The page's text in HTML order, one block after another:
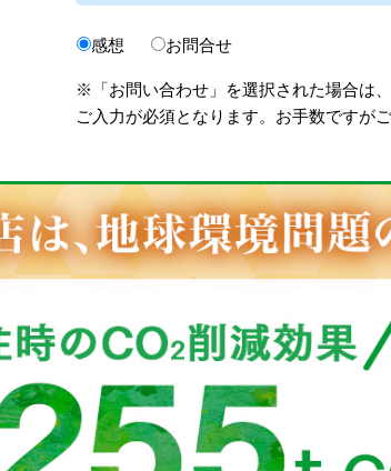
感想 お問合せ
※「お問い合わせ」を選択された場合は
ご入力が必須となります。お手数ですが